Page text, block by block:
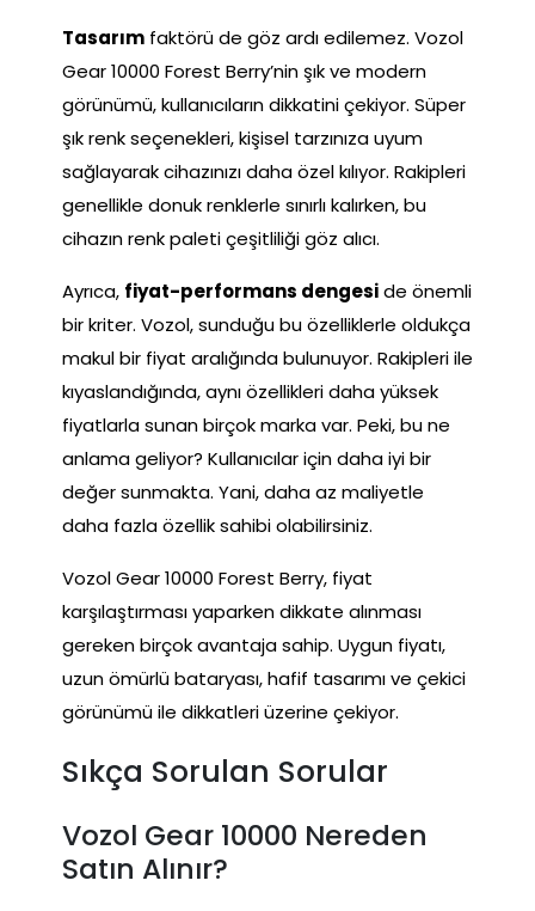
Tasarım faktörü de göz ardı edilemez. Vozol
Gear 10000 Forest Berry’nin şık ve modern
görünümü, kullanıcıların dikkatini çekiyor. Süper
şık renk seçenekleri, kişisel tarzınıza uyum
sağlayarak cihazınızı daha özel kılıyor. Rakipleri
genellikle donuk renklerle sınırlı kalırken, bu
cihazın renk paleti çeşitliliği göz alıcı.
Ayrıca, fiyat-performans dengeside önemli
bir kriter. Vozol, sunduğu bu özelliklerle oldukça
makul bir fiyat aralığında bulunuyor. Rakipleri ile
kıyaslandığında, aynı özellikleri daha yüksek
fiyatlarla sunan birçok marka var. Peki, bu ne
anlama geliyor? Kullanıcılar için daha iyi bir
değer sunmakta. Yani, daha az maliyetle
daha fazla özellik sahibi olabilirsiniz.
Vozol Gear 10000 Forest Berry, fiyat
karşılaştırması yaparken dikkate alınması
gereken birçok avantaja sahip. Uygun fiyatı,
uzun ömürlü bataryası, hafif tasarımı ve çekici
görünümü ile dikkatleri üzerine çekiyor.
Sıkça Sorulan Sorular
Vozol Gear 10000 Nereden
Satın Alınır?